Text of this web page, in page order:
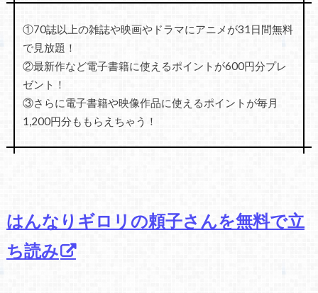
①70誌以上の雑誌や映画やドラマにアニメが31日間無料
で見放題！
②最新作など電子書籍に使えるポイントが600円分プレ
ゼント！
③さらに電子書籍や映像作品に使えるポイントが毎月
1,200円分ももらえちゃう！
はんなりギロリの頼子さんを無料で立
ち読み